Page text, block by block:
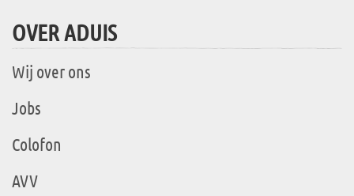
OVER ADUIS
Wij over ons
Jobs
Colofon
AVV